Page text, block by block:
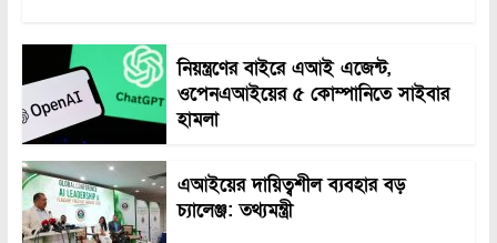
নিয়ন্ত্রণের বাইরে এআই এজেন্ট,
ওপেনএআইয়ের ৫ কোম্পানিতে সাইবার
হামলা
এআইয়ের দায়িত্বশীল ব্যবহার বড়
চ্যালেঞ্জ: তথ্যমন্ত্রী